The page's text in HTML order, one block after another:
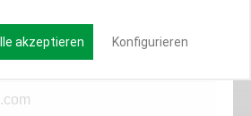
Newsletter-Rabatte und Aktionen
akzeptieren Konfigurieren